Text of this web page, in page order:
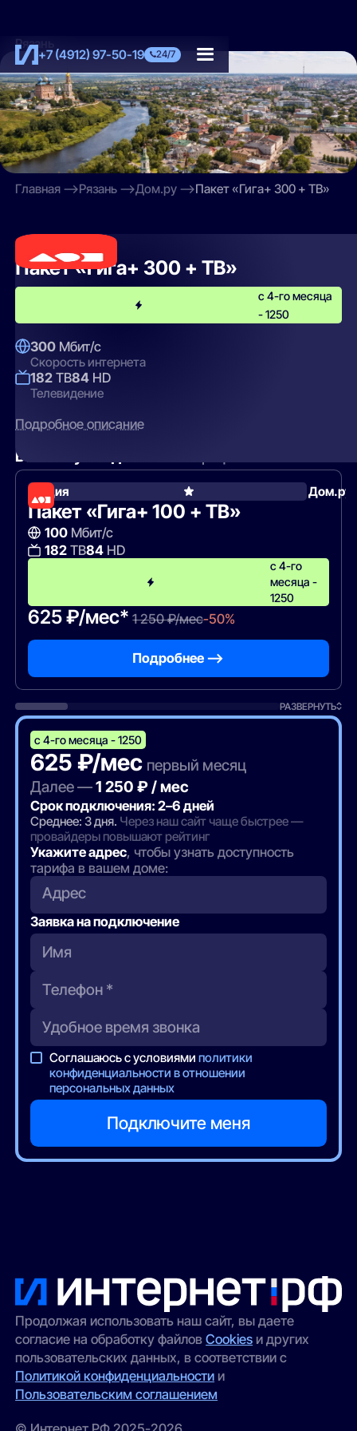
+7 (4912) 97-50-19 24/7
Рязань
Главная Рязань Дом.ру Пакет «Гига+ 300 + ТВ»
Дом.ру
Пакет «Гига+ 300 + ТВ»
с 4-го месяца
- 1250
300 Мбит/с
Скорость интернета
182 ТВ84 HD
Телевидение
Подробное описание
Вам могут подойти
Акция Дом.ру
Пакет «Гига+ 100 + ТВ»
100Мбит/с
182ТВ84HD
с 4-го
месяца -
1250
625 ₽/мес* 1 250 ₽/мес-50%
Подробнее —>
РАЗВЕРНУТЬ
с 4-го месяца - 1250
625 ₽/мес первый месяц
Далее —1 250 ₽ / мес
Срок подключения: 2–6 дней
Среднее: 3 дня. Через наш сайт чаще быстрее —
провайдеры повышают рейтинг
Укажите адрес, чтобы узнать доступность
тарифа в вашем доме:
Адрес
Заявка на подключение
Соглашаюсь с условиямиполитики
конфиденциальности в отношении
персональных данных
Продолжая использовать наш сайт, вы даете
согласие на обработку файловCookies и других
пользовательских данных, в соответствии с
Политикой конфиденциальности и
Пользовательским соглашением